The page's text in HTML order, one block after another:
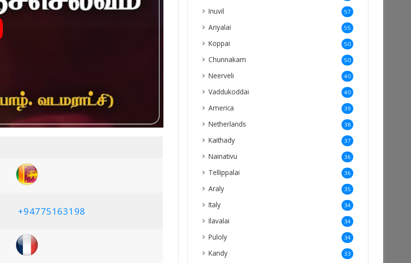
+94775163198
Inuvil 57
Ariyalai 55
Koppai 50
Chunnakam 50
Neerveli 40
Vaddukoddai 40
America 39
Netherlands 38
Kaithady 37
Nainativu 36
Tellippalai 36
Araly 35
Italy 34
Ilavalai 34
Puloly 34
Kandy 33